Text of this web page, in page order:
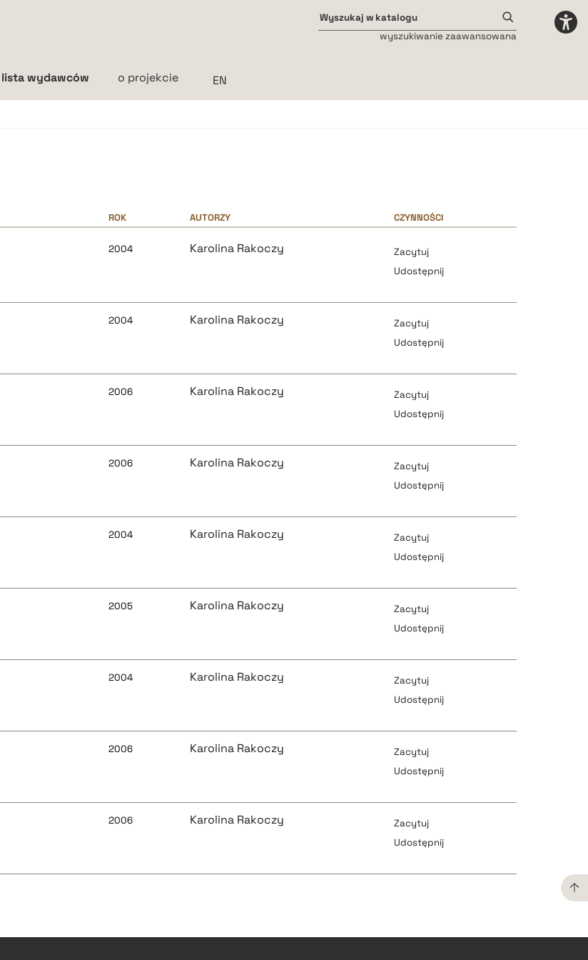
lista wydawców o projekcie
wyszukiwanie zaawansowana
ROK AUTORZY CZYNNOŚCI
2004 Karolina Rakoczy
Zacytuj
Udostępnij
pobierz cytat
pobierz cytat
2004 Karolina Rakoczy
Zacytuj
Udostępnij
pobierz cytat
pobierz cytat
2006 Karolina Rakoczy
Zacytuj
Udostępnij
pobierz cytat
pobierz cytat
2006 Karolina Rakoczy
Zacytuj
Udostępnij
pobierz cytat
pobierz cytat
2004 Karolina Rakoczy
Zacytuj
Udostępnij
pobierz cytat
pobierz cytat
2005 Karolina Rakoczy
Zacytuj
Udostępnij
pobierz cytat
pobierz cytat
2004 Karolina Rakoczy
Zacytuj
Udostępnij
pobierz cytat
2006 Karolina Rakoczy
Zacytuj
Udostępnij
2006 Karolina Rakoczy
Zacytuj
Udostępnij